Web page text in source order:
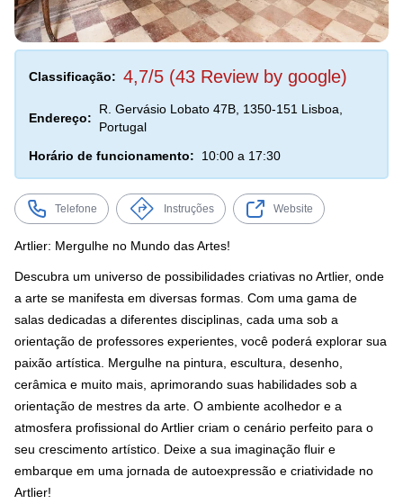
Classificação: 4,7/5 (43 Review by google)
Endereço:
R. Gervásio Lobato 47B, 1350-151 Lisboa,
Portugal
Horário de funcionamento:
10:00 a 17:30
Telefone Instruções Website
Artlier: Mergulhe no Mundo das Artes!
Descubra um universo de possibilidades criativas no Artlier, onde
a arte se manifesta em diversas formas. Com uma gama de
salas dedicadas a diferentes disciplinas, cada uma sob a
orientação de professores experientes, você poderá explorar sua
paixão artística. Mergulhe na pintura, escultura, desenho,
cerâmica e muito mais, aprimorando suas habilidades sob a
orientação de mestres da arte. O ambiente acolhedor e a
atmosfera profissional do Artlier criam o cenário perfeito para o
seu crescimento artístico. Deixe a sua imaginação fluir e
embarque em uma jornada de autoexpressão e criatividade no
Artlier!